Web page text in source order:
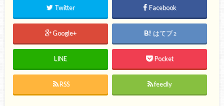
Twitter Facebook
Google+ はてブ2
LINE Pocket
RSS feedly